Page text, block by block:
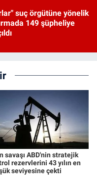
suç örgütüne yönelik
149 şüpheliye
savaşı ABD'nin stratejik
rezervlerini 43 yılın en
seviyesine çekti